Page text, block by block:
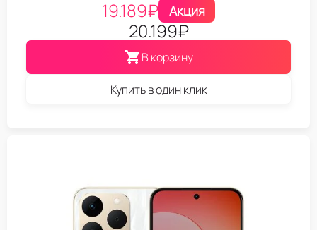
19.189₽ Акция
20.199₽
В корзину
Купить в один клик